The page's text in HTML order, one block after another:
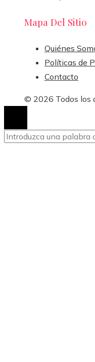
Mapa Del Sitio
Quiénes
Políticas de
Contacto
© 2026 Todos los